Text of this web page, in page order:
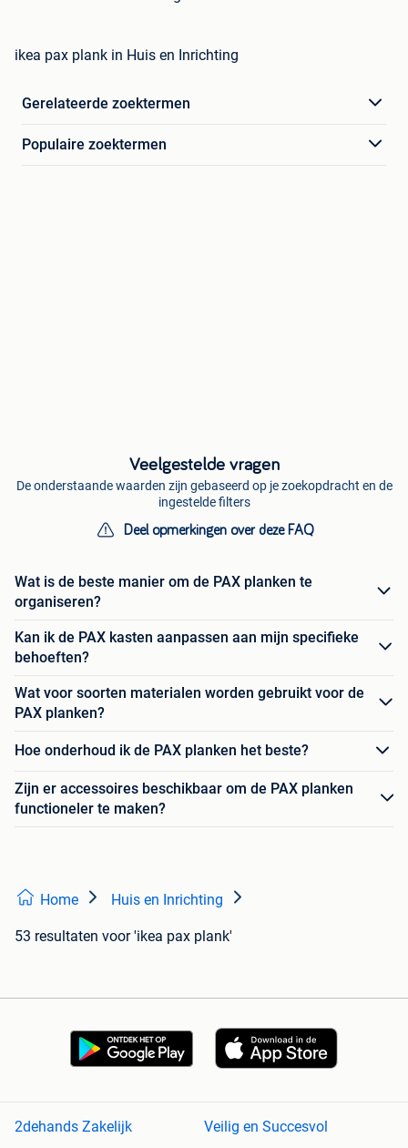
ikea pax plank in Huis en Inrichting
Gerelateerde zoektermen
Populaire zoektermen
Veelgestelde vragen
De onderstaande waarden zijn gebaseerd op je zoekopdracht en de
ingestelde filters
Deel opmerkingen over deze FAQ
Wat is de beste manier om de PAX planken te
organiseren?
Kan ik de PAX kasten aanpassen aan mijn specifieke
behoeften?
Wat voor soorten materialen worden gebruikt voor de
PAX planken?
Hoe onderhoud ik de PAX planken het beste?
Zijn er accessoires beschikbaar om de PAX planken
functioneler te maken?
Home Huis en Inrichting
53 resultaten voor 'ikea pax plank'
2dehands Zakelijk Veilig en Succesvol